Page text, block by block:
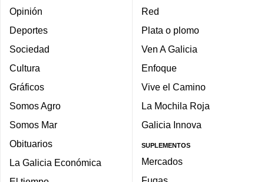
Opinión
Deportes
Sociedad
Cultura
Gráficos
Somos Agro
Somos Mar
Obituarios
La Galicia Económica
Red
Plata o plomo
Ven A Galicia
Enfoque
Vive el Camino
La Mochila Roja
Galicia Innova
SUPLEMENTOS
Mercados